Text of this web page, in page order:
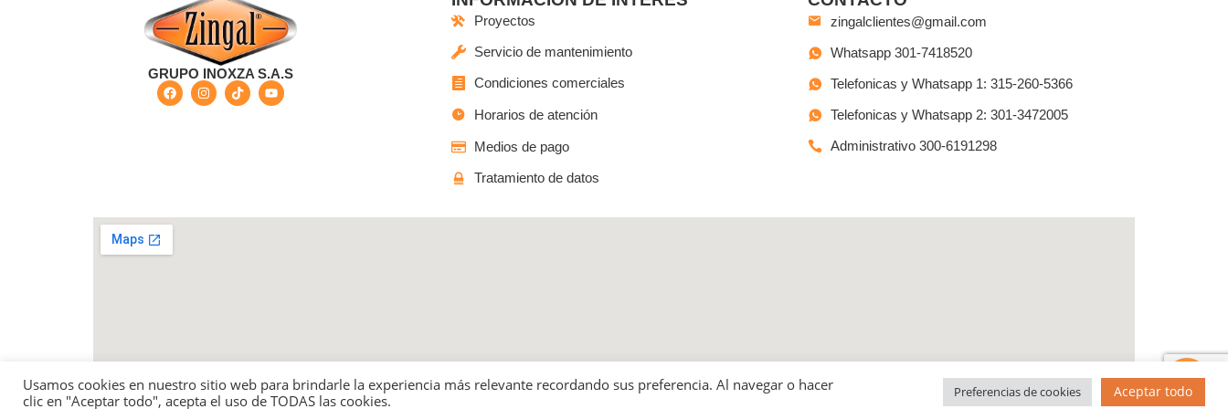
GRUPO INOXZA S.A.S
Proyectos
Servicio de mantenimiento
Condiciones comerciales
Horarios de atención
Medios de pago
Tratamiento de datos
zingalclientes@gmail.com
Whatsapp 301-7418520
Telefonicas y Whatsapp 1: 315-260-5366
Telefonicas y Whatsapp 2: 301-3472005
Administrativo 300-6191298
Bogotá - Colombia Carrera 68 G No 73-57 - Barrio las Ferias
Tienes preguntas?